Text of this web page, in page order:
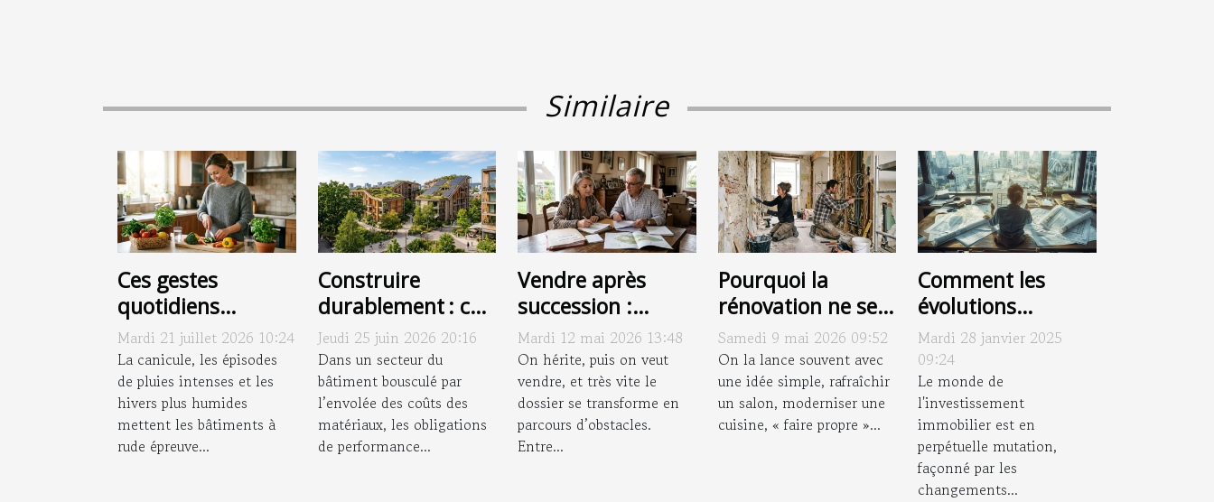
Similaire
Ces gestes
quotidiens
d’entretien qui
freinent
l’apparition des
pathologies
chroniques
Mardi 21 juillet 2026 10:24
La canicule, les épisodes
de pluies intenses et les
hivers plus humides
mettent les bâtiments à
rude épreuve...
Construire
durablement : ces
réalisations qui
réinventent nos
espaces de vie
Jeudi 25 juin 2026 20:16
Dans un secteur du
bâtiment bousculé par
l’envolée des coûts des
matériaux, les obligations
de performance...
Vendre après
succession :
pièges à déjouer
pour éviter le
fiasco
Mardi 12 mai 2026 13:48
On hérite, puis on veut
vendre, et très vite le
dossier se transforme en
parcours d’obstacles.
Entre...
Pourquoi la
rénovation ne se
limite jamais à un
simple coup de
peinture
Samedi 9 mai 2026 09:52
On la lance souvent avec
une idée simple, rafraîchir
un salon, moderniser une
cuisine, « faire propre »...
Comment les
évolutions
juridiques
impactent
l'investissement
immobilier
Mardi 28 janvier 2025
09:24
Le monde de
l'investissement
immobilier est en
perpétuelle mutation,
façonné par les
changements...